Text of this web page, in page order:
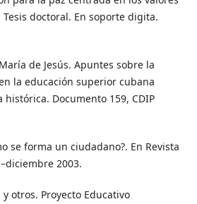
doctoral. En soporte digita.
de Jesús. Apuntes sobre la
la educación superior cubana
Documento 159, CDIP
se forma un ciudadano?. En Revista
2003.
otros. Proyecto Educativo